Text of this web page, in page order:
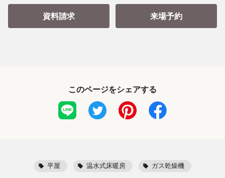
資料請求 来場予約
このページをシェアする
平屋 温水式床暖房 ガス乾燥機